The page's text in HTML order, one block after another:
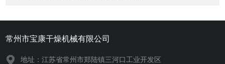
常州市宝康干燥机械有限公司
地址：江苏省常州市郑陆镇三河口工业开发区